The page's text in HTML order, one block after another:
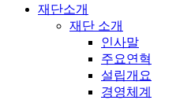
재단소개
재단 소개
인사말
주요연혁
설립개요
경영체계